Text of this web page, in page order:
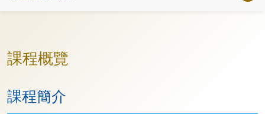
課程概覽
課程簡介